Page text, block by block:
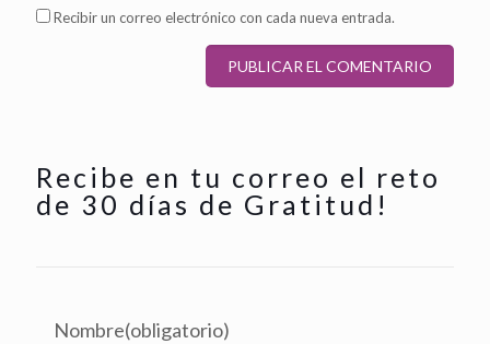
Recibir un correo electrónico con cada nueva entrada.
Recibe en tu correo el reto
de 30 días de Gratitud!
Nombre(obligatorio)